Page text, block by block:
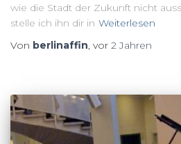
wie die Stadt der Zukunft nicht
stelle ich ihn dir in Weiterlesen
Von berlinaffin, vor 2 Jahren